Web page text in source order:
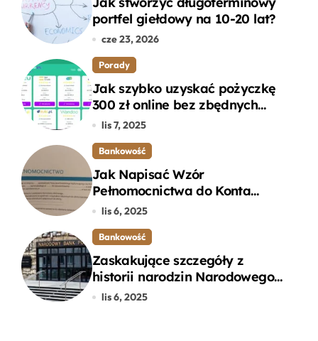
portfel giełdowy na 10-20 lat?
cze 23, 2026
Porady
Jak szybko uzyskać pożyczkę
300 zł online bez zbędnych
formalności?
lis 7, 2025
Bankowość
Jak Napisać Wzór
Pełnomocnictwa do Konta
Bankowego – Praktyczny
lis 6, 2025
Bankowość
Zaskakujące szczegóły z
historii narodzin Narodowego
Banku Polskiego, o których
lis 6, 2025